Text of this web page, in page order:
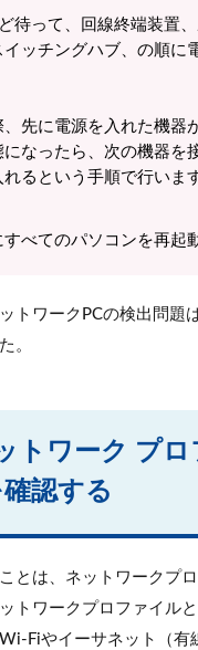
待って、回線終端装置
イッチングハブ、の順に
、先に電源を入れた機器
になったら、次の機器を
るという手順で行いま
べてのパソコンを再起
トワークPCの検出問題
。
ワーク プロ
認する
とは、ネットワークプ
トワークプロファイル
Fiやイーサネット（有